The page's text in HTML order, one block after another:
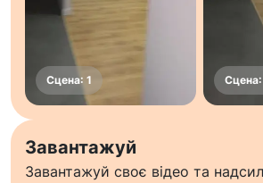
Завантажуй
Завантажуй своє відео та